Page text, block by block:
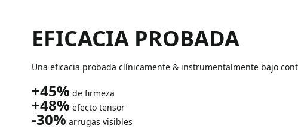
EFICACIA PROBADA
Una eficacia probada clínicamente & instrumentalmente bajo
+45% de firmeza
+48% efecto tensor
-30% arrugas visibles